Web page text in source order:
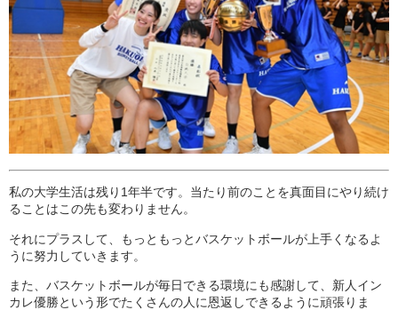
私の大学生活は残り1年半です。当たり前のことを真面目にやり続け
ることはこの先も変わりません。
それにプラスして、もっともっとバスケットボールが上手くなるよ
うに努力していきます。
また、バスケットボールが毎日できる環境にも感謝して、新人イン
カレ優勝という形でたくさんの人に恩返しできるように頑張りま